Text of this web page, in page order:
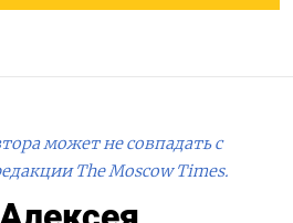
может не совпадать с
The Moscow Times.